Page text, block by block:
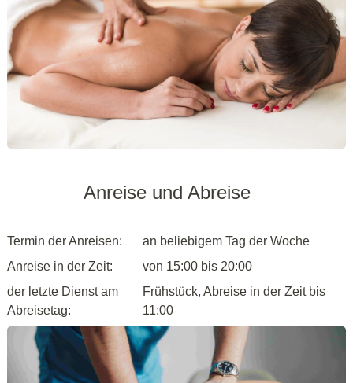
Anreise und Abreise
Termin der Anreisen:
an beliebigem Tag der Woche
Anreise in der Zeit:
von 15:00 bis 20:00
der letzte Dienst am
Abreisetag:
Frühstück, Abreise in der Zeit bis
11:00